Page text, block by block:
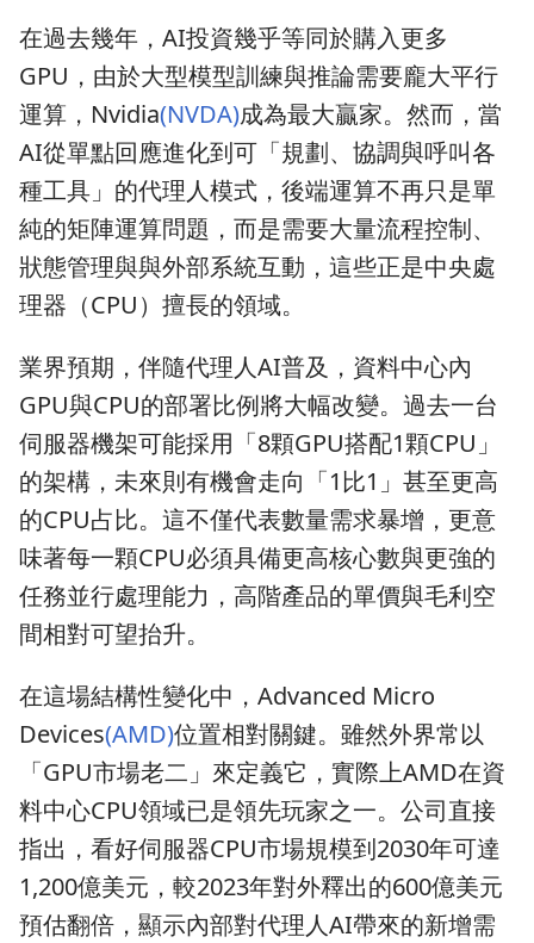
在過去幾年，AI投資幾乎等同於購入更多
GPU，由於大型模型訓練與推論需要龐大平行
運算，Nvidia(NVDA)成為最大贏家。然而，當
AI從單點回應進化到可「規劃、協調與呼叫各
種工具」的代理人模式，後端運算不再只是單
純的矩陣運算問題，而是需要大量流程控制、
狀態管理與與外部系統互動，這些正是中央處
理器（CPU）擅長的領域。
業界預期，伴隨代理人AI普及，資料中心內
GPU與CPU的部署比例將大幅改變。過去一台
伺服器機架可能採用「8顆GPU搭配1顆CPU」
的架構，未來則有機會走向「1比1」甚至更高
的CPU占比。這不僅代表數量需求暴增，更意
味著每一顆CPU必須具備更高核心數與更強的
任務並行處理能力，高階產品的單價與毛利空
間相對可望抬升。
在這場結構性變化中，Advanced Micro
Devices(AMD)位置相對關鍵。雖然外界常以
「GPU市場老二」來定義它，實際上AMD在資
料中心CPU領域已是領先玩家之一。公司直接
指出，看好伺服器CPU市場規模到2030年可達
1,200億美元，較2023年對外釋出的600億美元
預估翻倍，顯示內部對代理人AI帶來的新增需